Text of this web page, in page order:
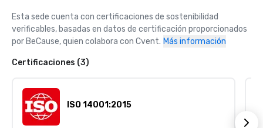
Esta sede cuenta con certificaciones de sostenibilidad
verificables, basadas en datos de certificación proporcionados
por BeCause, quien colabora con Cvent. Más información
Certificaciones (3)
ISO 14001:2015